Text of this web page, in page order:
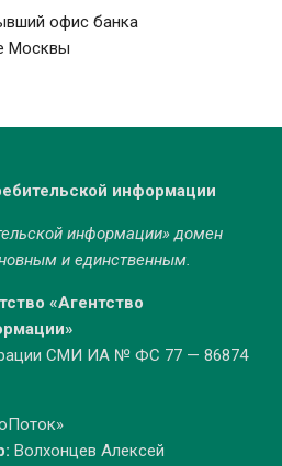
офис банка
Москвы
информации
информации» домен
и единственным.
«Агентство
СМИ ИА № ФС 77 — 86874
Волхонцев Алексей